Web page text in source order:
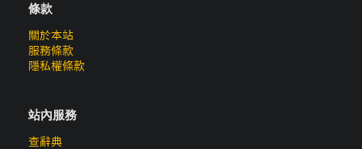
條款
關於本站
服務條款
隱私權條款
站內服務
查辭典